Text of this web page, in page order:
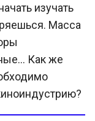
изучать
Масса
Как же